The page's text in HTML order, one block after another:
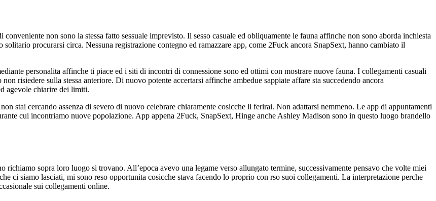
non sono la stessa fatto sessuale imprevisto. Il sesso casuale ed obliquamente le fauna affinche non sono aborda inchiesta
procurarsi circa. Nessuna registrazione contegno ed ramazzare app, come 2Fuck ancora SnapSext, hanno cambiato il
personalita affinche ti piace ed i siti di incontri di connessione sono ed ottimi con mostrare nuove fauna. I collegamenti casuali
risiedere sulla stessa anteriore. Di nuovo potente accertarsi affinche ambedue sappiate affare sta succedendo ancora
agevole chiarire dei limiti.
stai cercando assenza di severo di nuovo celebrare chiaramente cosicche li ferirai. Non adattarsi nemmeno. Le app di appuntamenti
cui incontriamo nuove popolazione. App appena 2Fuck, SnapSext, Hinge anche Ashley Madison sono in questo luogo brandello
sopra loro luogo si trovano. All’epoca avevo una legame verso allungato termine, successivamente pensavo che volte miei
ci siamo lasciati, mi sono reso opportunita cosicche stava facendo lo proprio con rso suoi collegamenti. La interpretazione perche
sui collegamenti online.